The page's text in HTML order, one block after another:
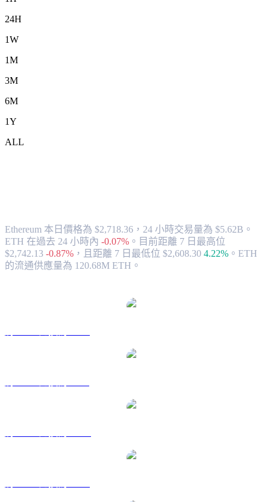
24H
1W
1M
3M
6M
1Y
ALL
Ethereum 本日價格為 $2,718.36，24 小時交易量為 $5.62B。
ETH 在過去 24 小時內 -0.07% 。 目前距離 7 日最高位
$2,742.13 -0.87% ， 且距離 7 日最低位 $2,608.30 4.22% 。 ETH
的流通供應量為 120.68M ETH。